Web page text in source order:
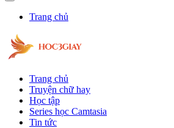
Trang chủ
Trang chủ
Truyện chữ hay
Học tập
Series học Camtasia
Tin tức